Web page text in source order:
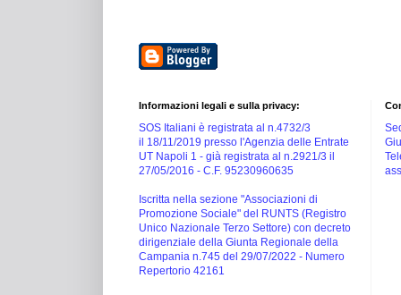
Informazioni legali e sulla privacy:
SOS Italiani è registrata al n.4732/3
il 18/11/2019 presso l'Agenzia delle Entrate
UT Napoli 1 - già registrata al n.2921/3 il
27/05/2016 - C.F. 95230960635
Iscritta nella sezione "Associazioni di
Promozione Sociale" del RUNTS (Registro
Unico Nazionale Terzo Settore) con decreto
dirigenziale della Giunta Regionale della
Campania n.745 del 29/07/2022 - Numero
Repertorio 42161